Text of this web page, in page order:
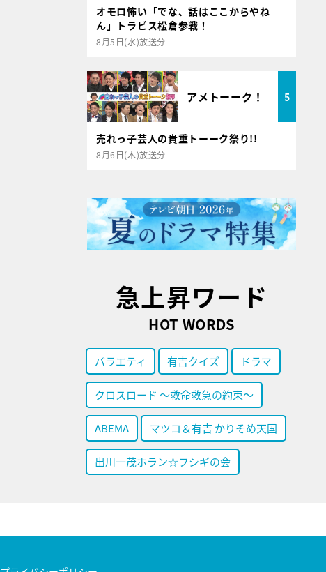
オモロ怖い「でな、話はここからやね
ん」トラビス松倉参戦！
8月5日(水)放送分
アメトーーク！ 5
売れっ子芸人の貴重トーーク祭り!!
8月6日(木)放送分
急上昇ワード
HOT WORDS
バラエティ 有吉クイズ ドラマ
クロスロード ～救命救急の約束～
ABEMA マツコ＆有吉 かりそめ天国
出川一茂ホラン☆フシギの会